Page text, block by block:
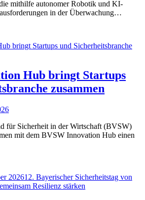
mithilfe autonomer Robotik und KI-
in der Überwachung…
Hub bringt Startups
zusammen
für Sicherheit in der Wirtschaft (BVSW)
mit dem BVSW Innovation Hub einen